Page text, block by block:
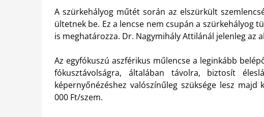
A szürkehályog műtét során az elszürkült
ültetnek be. Ez a lencse nem csupán a szürkehályog
is meghatározza. Dr. Nagymihály Attilánál jelenleg az
Az egyfókuszú aszférikus műlencse a leginkább
fókusztávolságra, általában távolra, biztosít
képernyőnézéshez valószínűleg szüksége lesz
000 Ft/szem.